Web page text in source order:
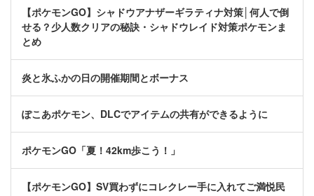
【ポケモンGO】シャドウアナザーギラティナ対策│何人で倒
せる？少人数クリアの秘訣・シャドウレイド対策ポケモンま
とめ
炎と氷ふかの日の開催期間とボーナス
ぽこあポケモン、DLCでアイテムの共有ができるように
ポケモンGO「夏！42km歩こう！」
【ポケモンGO】SV買わずにコレクレー手に入れてご満悦民